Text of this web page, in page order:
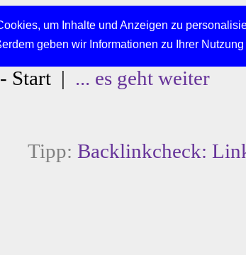
um Inhalte und Anzeigen zu
geben wir Informationen zu Ihrer
- Start | ... es geht weiter
Tipp: Backlinkcheck: